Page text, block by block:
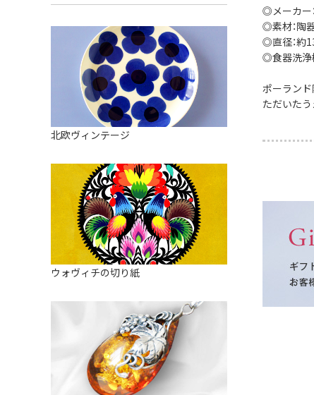
◎メーカー
◎素材：陶
◎直径：約
◎食器洗浄
ポーラン
ただいたう
スープカップ
そば猪口・フリーカップ
ココット
薬味入れ
ミキシングボウル
すべて見る
オーナメント
クリーマー
バス・洗面用品
家具小物
小物入れ
アロマポット
バスケット
装飾用タイル・プレート
ミニチュア
天使さま
カードスタンド
マグネット
すべて見る
ペンダントトップ
すべて見る
北欧ヴィンテージ
ウォヴィチの切り紙